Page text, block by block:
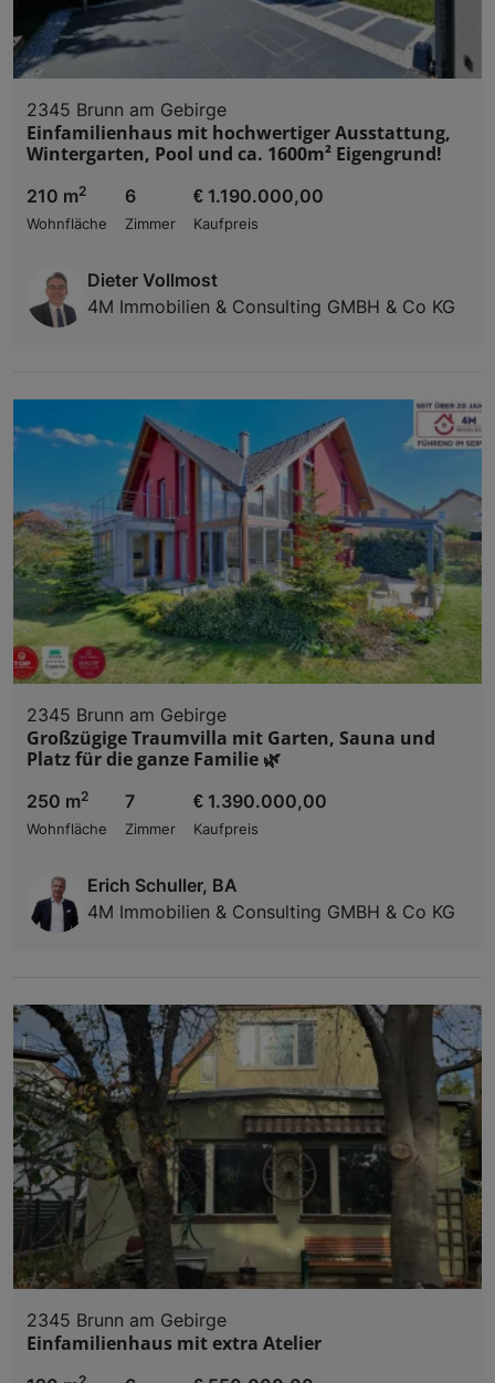
2345 Brunn am Gebirge
Einfamilienhaus mit hochwertiger Ausstattung,
Wintergarten, Pool und ca. 1600m² Eigengrund!
210 m2
Wohnfläche
6
Zimmer
€ 1.190.000,00
Kaufpreis
Dieter Vollmost
4M Immobilien & Consulting GMBH & Co KG
2345 Brunn am Gebirge
Großzügige Traumvilla mit Garten, Sauna und
Platz für die ganze Familie 🌿
250 m2
Wohnfläche
7
Zimmer
€ 1.390.000,00
Kaufpreis
Erich Schuller, BA
4M Immobilien & Consulting GMBH & Co KG
2345 Brunn am Gebirge
Einfamilienhaus mit extra Atelier